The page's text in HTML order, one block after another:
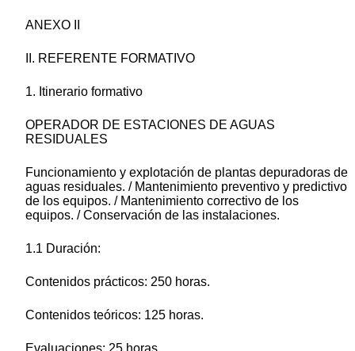
ANEXO II
II. REFERENTE FORMATIVO
1. Itinerario formativo
OPERADOR DE ESTACIONES DE AGUAS
RESIDUALES
Funcionamiento y explotación de plantas depuradoras de
aguas residuales. / Mantenimiento preventivo y predictivo
de los equipos. / Mantenimiento correctivo de los
equipos. / Conservación de las instalaciones.
1.1 Duración:
Contenidos prácticos: 250 horas.
Contenidos teóricos: 125 horas.